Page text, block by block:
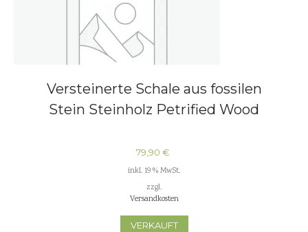
Versteinerte Schale aus fossilen
Stein Steinholz Petrified Wood
79,90 €
inkl. 19 % MwSt.
zzgl.
Versandkosten
VERKAUFT